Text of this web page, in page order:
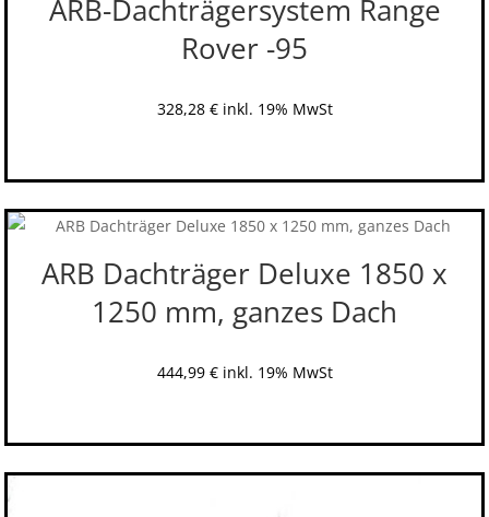
ARB-Dachträgersystem Range
Rover -95
328,28 € inkl. 19% MwSt
ARB Dachträger Deluxe 1850 x
1250 mm, ganzes Dach
444,99 € inkl. 19% MwSt